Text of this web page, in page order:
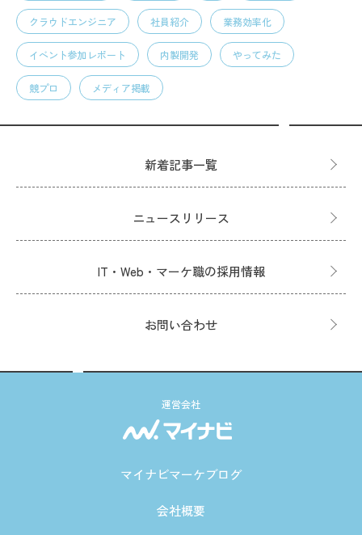
クラウドエンジニア 社員紹介 業務効率化
イベント参加レポート 内製開発 やってみた
競プロ メディア掲載
新着記事一覧
ニュースリリース
IT・Web・マーケ職の採用情報
お問い合わせ
運営会社
マイナビマーケブログ
会社概要